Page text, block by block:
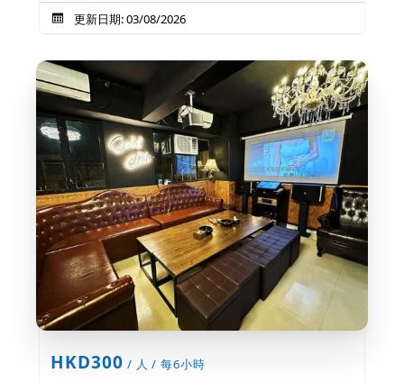
更新日期: 03/08/2026
HKD300 / 人 / 每6小時